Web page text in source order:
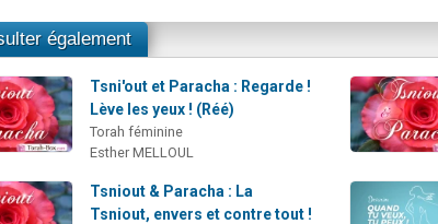
également
Tsni'out et Paracha : Regarde !
Lève les yeux ! (Réé)
Torah féminine
Esther MELLOUL
Tsniout & Paracha : La
Tsniout, envers et contre tout !